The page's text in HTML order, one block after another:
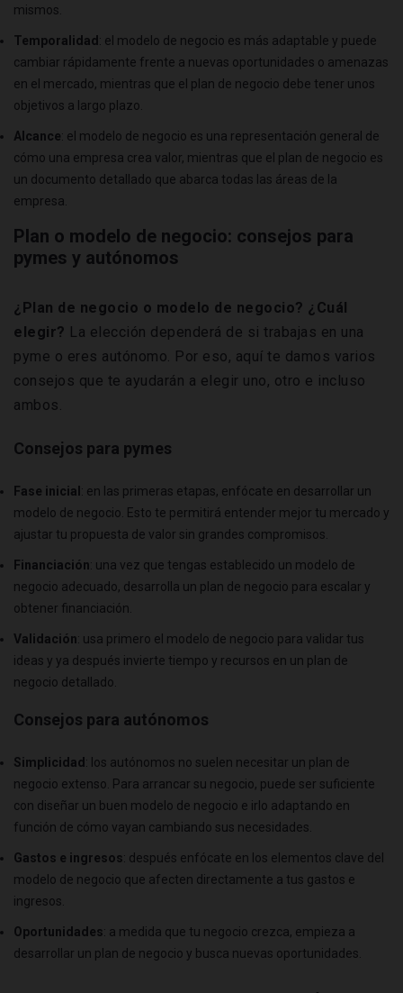
mismos.
Temporalidad : el modelo de negocio es más adaptable y puede
cambiar rápidamente frente a nuevas oportunidades o amenazas
en el mercado, mientras que el plan de negocio debe tener unos
objetivos a largo plazo.
Alcance: el modelo de negocio es una representación general de
cómo una empresa crea valor, mientras que el plan de negocio es
un documento detallado que abarca todas las áreas de la
empresa.
Plan o modelo de negocio: consejos para
pymes y autónomos
¿Plan de negocio o modelo de negocio? ¿Cuál
elegir? La elección dependerá de si trabajas en una
pyme o eres autónomo. Por eso, aquí te damos varios
consejos que te ayudarán a elegir uno, otro e incluso
ambos.
Consejos para pymes
Fase inicial : en las primeras etapas, enfócate en desarrollar un
modelo de negocio. Esto te permitirá entender mejor tu mercado y
ajustar tu propuesta de valor sin grandes compromisos.
Financiación: una vez que tengas establecido un modelo de
negocio adecuado, desarrolla un plan de negocio para escalar y
obtener financiación.
Validación: usa primero el modelo de negocio para validar tus
ideas y ya después invierte tiempo y recursos en un plan de
negocio detallado.
Consejos para autónomos
Simplicidad : los autónomos no suelen necesitar un plan de
negocio extenso. Para arrancar su negocio, puede ser suficiente
con diseñar un buen modelo de negocio e irlo adaptando en
función de cómo vayan cambiando sus necesidades.
Gastos e ingresos: después enfócate en los elementos clave del
modelo de negocio que afecten directamente a tus gastos e
ingresos.
Oportunidades: a medida que tu negocio crezca, empieza a
desarrollar un plan de negocio y busca nuevas oportunidades.